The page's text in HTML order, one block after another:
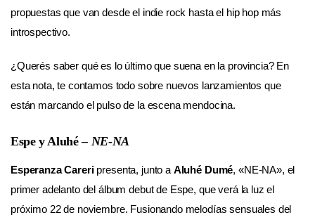
propuestas que van desde el indie rock hasta el hip hop más
introspectivo.
¿Querés saber qué es lo último que suena en la provincia? En
esta nota, te contamos todo sobre nuevos lanzamientos que
están marcando el pulso de la escena mendocina.
Espe y Aluhé – NE-NA
Esperanza Careripresenta, junto a Aluhé Dumé, «NE-NA», el
primer adelanto del álbum debut de Espe, que verá la luz el
próximo 22 de noviembre. Fusionando melodías sensuales del